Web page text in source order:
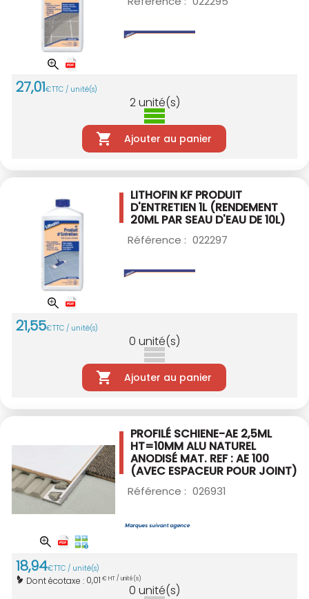
27,01€TTC / unité(s)
2unité(s)
Ajouter au panier
LITHOFIN KF PRODUIT
D'ENTRETIEN 1L (RENDEMENT
20ML PAR SEAU D'EAU DE 10L)
Référence : 022297
21,55€TTC / unité(s)
0 unité(s)
Ajouter au panier
PROFILÉ SCHIENE-AE 2,5ML
HT=10MM ALU NATUREL
ANODISÉ MAT. REF : AE 100
(AVEC ESPACEUR POUR JOINT)
Référence : 026931
18,94€TTC / unité(s)
Dont écotaxe : 0,01 € HT / unité(s)
0 unité(s)